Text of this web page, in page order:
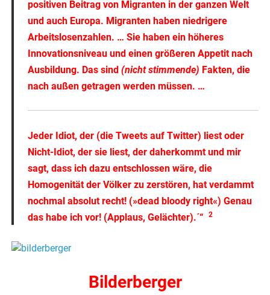
positiven Beitrag von Migranten in der ganzen Welt
und auch Europa. Migranten haben niedrigere
Arbeitslosenzahlen. … Sie haben ein höheres
Innovationsniveau und einen größeren Appetit nach
Ausbildung. Das sind (nicht stimmende) Fakten, die
nach außen getragen werden müssen. …
Jeder Idiot, der (die Tweets auf Twitter) liest oder
Nicht-Idiot, der sie liest, der daherkommt und mir
sagt, dass ich dazu entschlossen wäre, die
Homogenität der Völker zu zerstören, hat verdammt
nochmal absolut recht!(»dead bloody right«) Genau
das habe ich vor! (Applaus, Gelächter).´“
2
Bilderberger